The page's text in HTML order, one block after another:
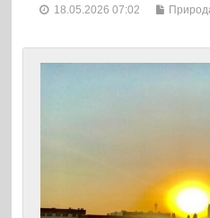
18.05.2026 07:02